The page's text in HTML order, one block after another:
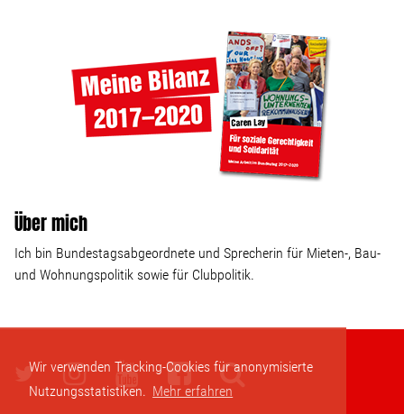
Wir verwenden Tracking-Cookies für anonymisierte
Nutzungsstatistiken. Mehr erfahren
Über mich
Ich bin Bundestagsabgeordnete und Sprecherin für Mieten-, Bau-
und Wohnungspolitik sowie für Clubpolitik.